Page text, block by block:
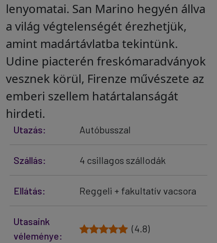
lenyomatai. San Marino hegyén állva
a világ végtelenségét érezhetjük,
amint madártávlatba tekintünk.
Udine piacterén freskómaradványok
vesznek körül, Firenze művészete az
emberi szellem határtalanságát
hirdeti.
Utazás: Autóbusszal
Szállás: 4 csillagos szállodák
Ellátás: Reggeli + fakultatív vacsora
Utasaink
véleménye:
(4.8)